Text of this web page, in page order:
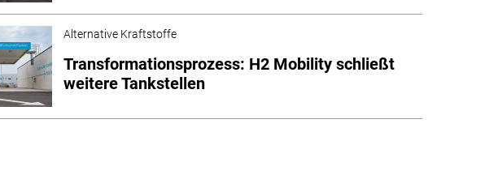
Alternative Kraftstoffe
Transformationsprozess: H2 Mobility schließt
weitere Tankstellen